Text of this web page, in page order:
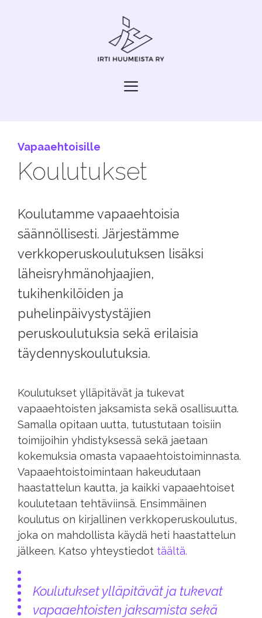
Vapaa­ehtoisille
Koulutukset
Koulutamme vapaaehtoisia
säännöllisesti. Järjestämme
verkkoperuskoulutuksen lisäksi
läheisryhmänohjaajien,
tukihenkilöiden ja
puhelinpäivystystäjien
peruskoulutuksia sekä erilaisia
täydennyskoulutuksia.
Koulutukset ylläpitävät ja tukevat
vapaaehtoisten jaksamista sekä osallisuutta.
Samalla opitaan uutta, tutustutaan toisiin
toimijoihin yhdistyksessä sekä jaetaan
kokemuksia omasta vapaaehtoistoiminnasta.
Vapaaehtoistoimintaan hakeudutaan
haastattelun kautta, ja kaikki vapaaehtoiset
koulutetaan tehtäviinsä. Ensimmäinen
koulutus on kirjallinen verkkoperuskoulutus,
joka on mahdollista käydä heti haastattelun
jälkeen. Katso yhteystiedot täältä.
Koulutukset ylläpitävät ja tukevat
vapaaehtoisten jaksamista sekä